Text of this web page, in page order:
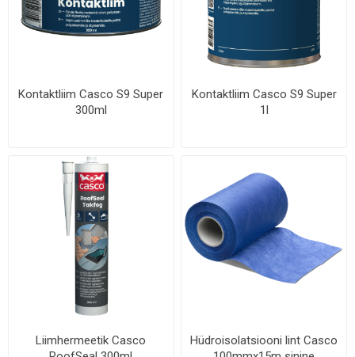
Kontaktliim Casco S9 Super
300ml
Kontaktliim Casco S9 Super
1l
Liimhermeetik Casco
Hüdroisolatsiooni lint Casco